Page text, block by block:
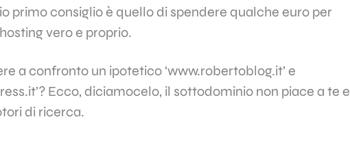
primo consiglio è quello di spendere qualche euro per
vero e proprio.
a confronto un ipotetico ‘www.robertoblog.it’ e
Ecco, diciamocelo, il sottodominio non piace a te e
di ricerca.